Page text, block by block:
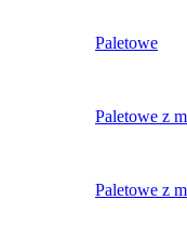
Paletowe
Paletowe z
Paletowe z